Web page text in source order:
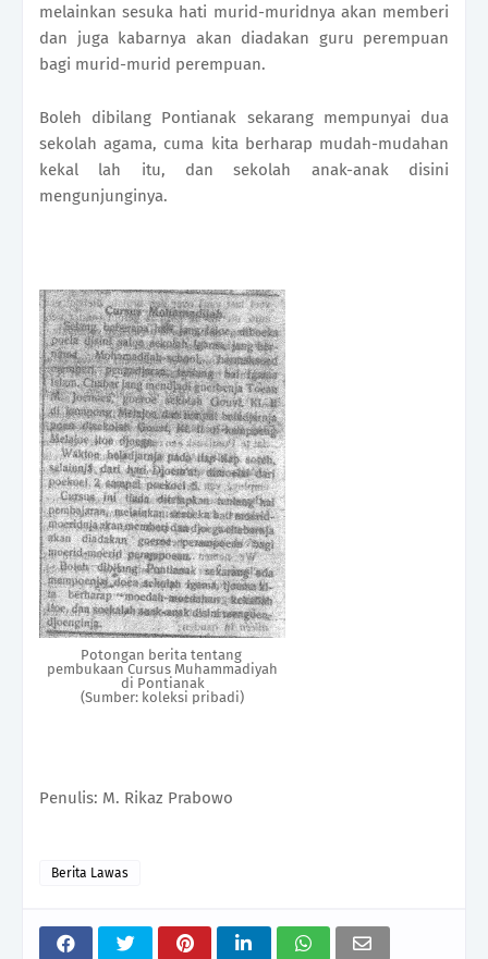
melainkan sesuka hati murid-muridnya akan memberi
dan juga kabarnya akan diadakan guru perempuan
bagi murid-murid perempuan.
Boleh dibilang Pontianak sekarang mempunyai dua
sekolah agama, cuma kita berharap mudah-mudahan
kekal lah itu, dan sekolah anak-anak disini
mengunjunginya.
Potongan berita tentang
pembukaan Cursus Muhammadiyah
di Pontianak
(Sumber: koleksi pribadi)
Penulis: M. Rikaz Prabowo
Berita Lawas